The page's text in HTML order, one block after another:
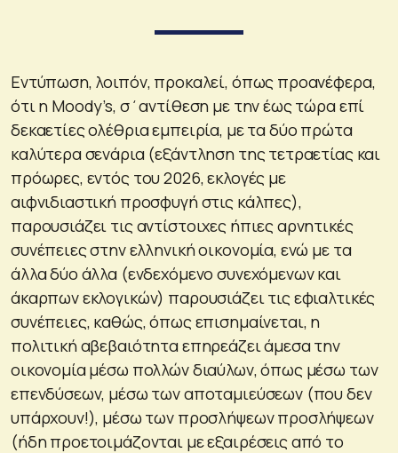
Εντύπωση, λοιπόν, προκαλεί, όπως προανέφερα,
ότι η Moody’s, σ΄αντίθεση με την έως τώρα επί
δεκαετίες ολέθρια εμπειρία, με τα δύο πρώτα
καλύτερα σενάρια (εξάντληση της τετραετίας και
πρόωρες, εντός του 2026, εκλογές με
αιφνιδιαστική προσφυγή στις κάλπες),
παρουσιάζει τις αντίστοιχες ήπιες αρνητικές
συνέπειες στην ελληνική οικονομία, ενώ με τα
άλλα δύο άλλα (ενδεχόμενο συνεχόμενων και
άκαρπων εκλογικών) παρουσιάζει τις εφιαλτικές
συνέπειες, καθώς, όπως επισημαίνεται, η
πολιτική αβεβαιότητα επηρεάζει άμεσα την
οικονομία μέσω πολλών διαύλων, όπως μέσω των
επενδύσεων, μέσω των αποταμιεύσεων (που δεν
υπάρχουν!), μέσω των προσλήψεων προσλήψεων
(ήδη προετοιμάζονται με εξαιρέσεις από το